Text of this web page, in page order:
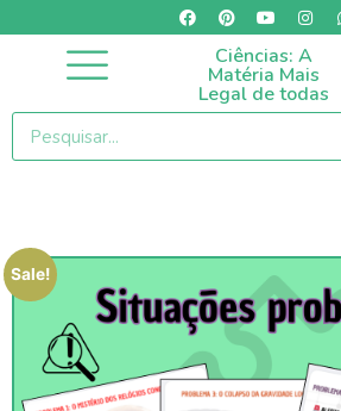
Ciências: A
Matéria Mais
Legal de todas
Sale!